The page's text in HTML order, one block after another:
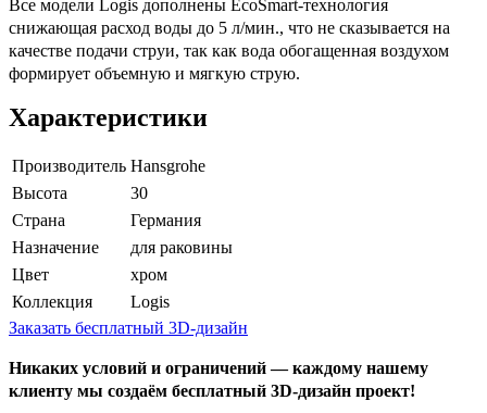
Все модели Logis дополнены EcoSmart-технология
снижающая расход воды до 5 л/мин., что не сказывается на
качестве подачи струи, так как вода обогащенная воздухом
формирует объемную и мягкую струю.
Характеристики
Производитель Hansgrohe
Высота
30
Страна
Германия
Назначение
для раковины
Цвет
хром
Коллекция
Logis
Заказать бесплатный 3D-дизайн
Никаких условий и ограничений — каждому нашему
клиенту мы создаём бесплатный 3D-дизайн проект!